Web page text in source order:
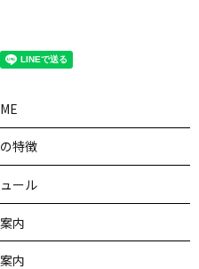
特徴
ール
内
内